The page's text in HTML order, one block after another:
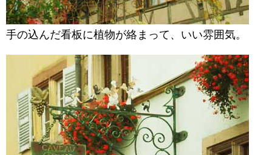
手の込んだ看板に植物が絡まって、いい雰囲気。